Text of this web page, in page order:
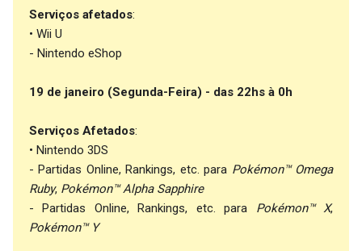
Serviços afetados:
• Wii U
- Nintendo eShop
19 de janeiro (Segunda-Feira) - das 22hs à 0h
Serviços Afetados:
• Nintendo 3DS
- Partidas Online, Rankings, etc. para Pokémon™ Omega
Ruby, Pokémon™ Alpha Sapphire
- Partidas Online, Rankings, etc. para Pokémon™ X,
Pokémon™ Y